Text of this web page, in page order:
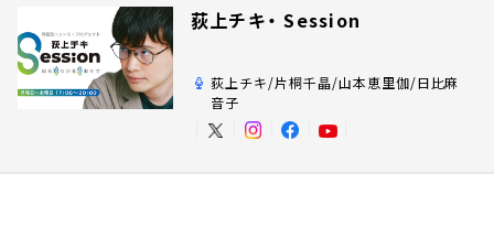
荻上チキ・ Session
荻上チキ/片桐千晶/山本恵里伽/日比麻
音子